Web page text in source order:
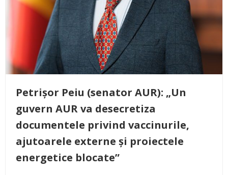
Petrișor Peiu (senator AUR): „Un
guvern AUR va desecretiza
documentele privind vaccinurile,
ajutoarele externe și proiectele
energetice blocate”